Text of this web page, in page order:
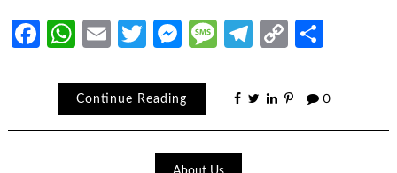
Facebook
WhatsApp
EmailTwitter
Messenger
Message
Telegram
Copy
Continue Reading 0